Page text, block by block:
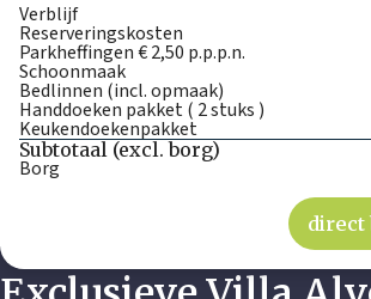
Verblijf
Reserveringskosten
Parkheffingen € 2,50 p.p.p.n.
Schoonmaak
Bedlinnen (incl. opmaak)
Handdoeken pakket ( 2 stuks )
Keukendoekenpakket
Subtotaal (excl. borg)
Borg
direct